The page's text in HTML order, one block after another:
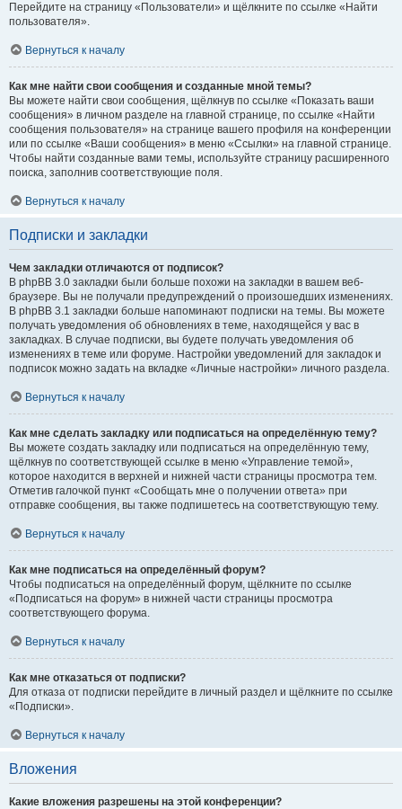
Перейдите на страницу «Пользователи» и щёлкните по ссылке «Найти
пользователя».
Вернуться к началу
Как мне найти свои сообщения и созданные мной темы?
Вы можете найти свои сообщения, щёлкнув по ссылке «Показать ваши
сообщения» в личном разделе на главной странице, по ссылке «Найти
сообщения пользователя» на странице вашего профиля на конференции
или по ссылке «Ваши сообщения» в меню «Ссылки» на главной странице.
Чтобы найти созданные вами темы, используйте страницу расширенного
поиска, заполнив соответствующие поля.
Вернуться к началу
Подписки и закладки
Чем закладки отличаются от подписок?
В phpBB 3.0 закладки были больше похожи на закладки в вашем веб-
браузере. Вы не получали предупреждений о произошедших изменениях.
В phpBB 3.1 закладки больше напоминают подписки на темы. Вы можете
получать уведомления об обновлениях в теме, находящейся у вас в
закладках. В случае подписки, вы будете получать уведомления об
изменениях в теме или форуме. Настройки уведомлений для закладок и
подписок можно задать на вкладке «Личные настройки» личного раздела.
Вернуться к началу
Как мне сделать закладку или подписаться на определённую тему?
Вы можете создать закладку или подписаться на определённую тему,
щёлкнув по соответствующей ссылке в меню «Управление темой»,
которое находится в верхней и нижней части страницы просмотра тем.
Отметив галочкой пункт «Сообщать мне о получении ответа» при
отправке сообщения, вы также подпишетесь на соответствующую тему.
Вернуться к началу
Как мне подписаться на определённый форум?
Чтобы подписаться на определённый форум, щёлкните по ссылке
«Подписаться на форум» в нижней части страницы просмотра
соответствующего форума.
Вернуться к началу
Как мне отказаться от подписки?
Для отказа от подписки перейдите в личный раздел и щёлкните по ссылке
«Подписки».
Вернуться к началу
Вложения
Какие вложения разрешены на этой конференции?